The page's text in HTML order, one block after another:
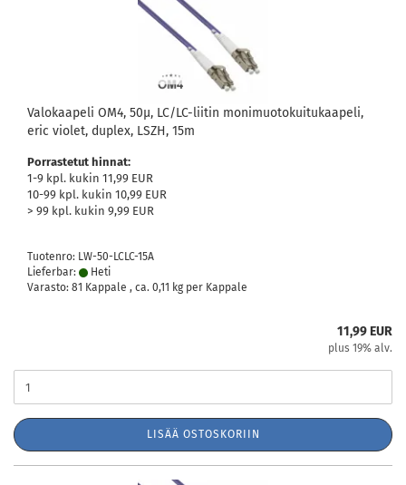
Valokaapeli OM4, 50µ, LC/LC-liitin monimuotokuitukaapeli,
eric violet, duplex, LSZH, 15m
Porrastetut hinnat:
1-9 kpl. kukin 11,99 EUR
10-99 kpl. kukin 10,99 EUR
> 99 kpl. kukin 9,99 EUR
Tuotenro: LW-50-LCLC-15A
Lieferbar:
Heti
Varasto: 81 Kappale , ca. 0,11 kg per Kappale
11,99 EUR
plus 19% alv.
LISÄÄ OSTOSKORIIN